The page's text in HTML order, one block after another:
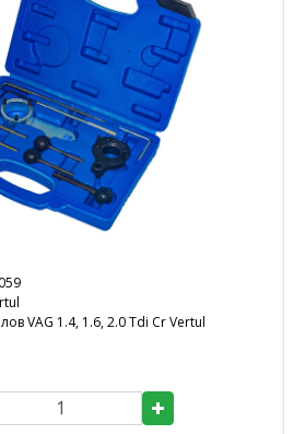
VAG 1.4, 1.6, 2.0 Tdi Cr Vertul